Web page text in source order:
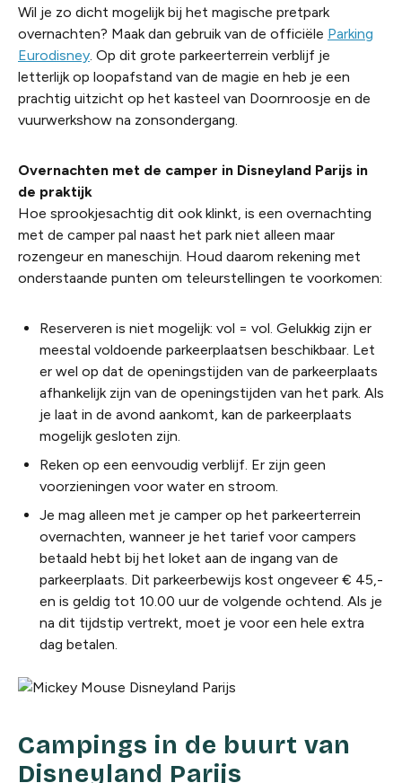
Wil je zo dicht mogelijk bij het magische pretpark
overnachten? Maak dan gebruik van de officiële Parking
Eurodisney. Op dit grote parkeerterrein verblijf je
letterlijk op loopafstand van de magie en heb je een
prachtig uitzicht op het kasteel van Doornroosje en de
vuurwerkshow na zonsondergang.
Overnachten met de camper in Disneyland Parijs in
de praktijk
Hoe sprookjesachtig dit ook klinkt, is een overnachting
met de camper pal naast het park niet alleen maar
rozengeur en maneschijn. Houd daarom rekening met
onderstaande punten om teleurstellingen te voorkomen:
Reserveren is niet mogelijk: vol = vol. Gelukkig zijn er
meestal voldoende parkeerplaatsen beschikbaar. Let
er wel op dat de openingstijden van de parkeerplaats
afhankelijk zijn van de openingstijden van het park. Als
je laat in de avond aankomt, kan de parkeerplaats
mogelijk gesloten zijn.
Reken op een eenvoudig verblijf. Er zijn geen
voorzieningen voor water en stroom.
Je mag alleen met je camper op het parkeerterrein
overnachten, wanneer je het tarief voor campers
betaald hebt bij het loket aan de ingang van de
parkeerplaats. Dit parkeerbewijs kost ongeveer € 45,-
en is geldig tot 10.00 uur de volgende ochtend. Als je
na dit tijdstip vertrekt, moet je voor een hele extra
dag betalen.
Campings in de buurt van
Disneyland Parijs